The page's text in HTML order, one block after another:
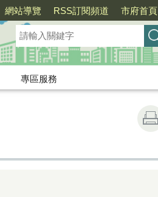
網站導覽 RSS訂閱頻道 市府首頁
專區服務